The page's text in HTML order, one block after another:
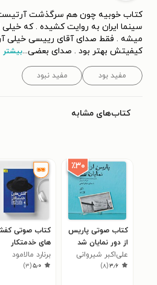
کتاب خوبیه چون هم سرگذشت آرتیست
سینما ایران به روایت کشیده ‌. که
میشه . فقط صدای آقای رییسی خیلی
کیفیتش بهتر بود . صدای بعضی...بیشتر
مفید بود مفید نبود
کتاب‌های مشابه
٪۳۰
کتاب صوتی پاریس
از دور نمایان شد
علی‌اکبر شیروانی
۳٫۶(۸)
کتاب صوتی
های خدمتکار
برنارد مالامود
۵٫۰(۳)